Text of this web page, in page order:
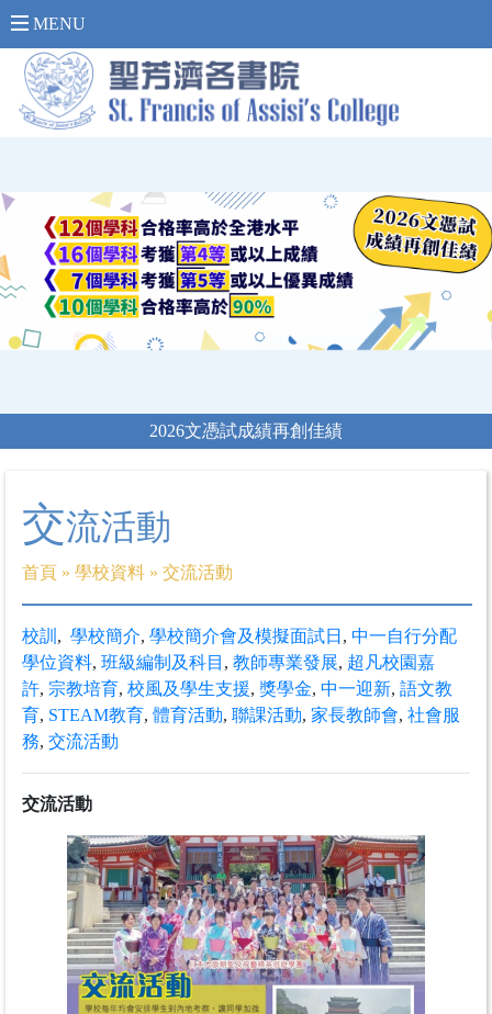
MENU
2026文憑試成績再創佳績
交流活動
首頁 » 學校資料 » 交流活動
校訓 , 學校簡介, 學校簡介會及模擬面試日 , 中一自行分配
學位資料, 班級編制及科目 , 教師專業發展, 超凡校園嘉
許, 宗教培育, 校風及學生支援, 獎學金, 中一迎新, 語文教
育, STEAM教育, 體育活動, 聯課活動, 家長教師會, 社會服
務, 交流活動
交流活動